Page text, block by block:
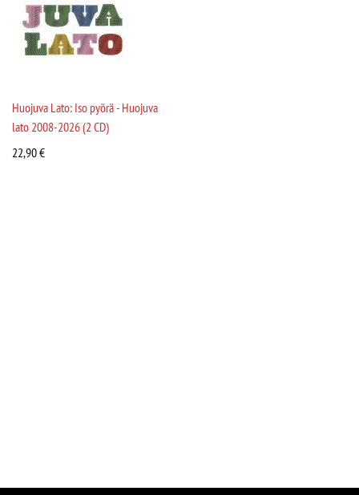
Huojuva Lato: Iso pyörä - Huojuva
lato 2008-2026 (2 CD)
22,90€